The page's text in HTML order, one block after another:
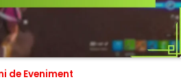
de Eveniment